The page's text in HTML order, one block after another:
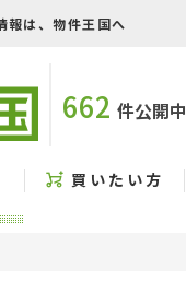
報は、物件王国へ
662 件公開中
買いたい方